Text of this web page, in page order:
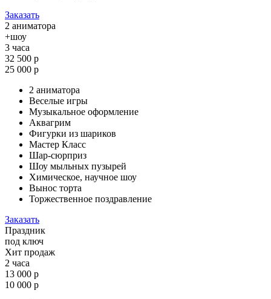
Заказать
2 аниматора
+шоу
3 часа
32 500 р
25 000 р
2 аниматора
Веселые игры
Музыкальное оформление
Аквагрим
Фигурки из шариков
Мастер Класс
Шар-сюрприз
Шоу мыльных пузырей
Химическое, научное шоу
Вынос торта
Торжественное поздравление
Заказать
Праздник
под ключ
Хит продаж
2 часа
13 000 р
10 000 р